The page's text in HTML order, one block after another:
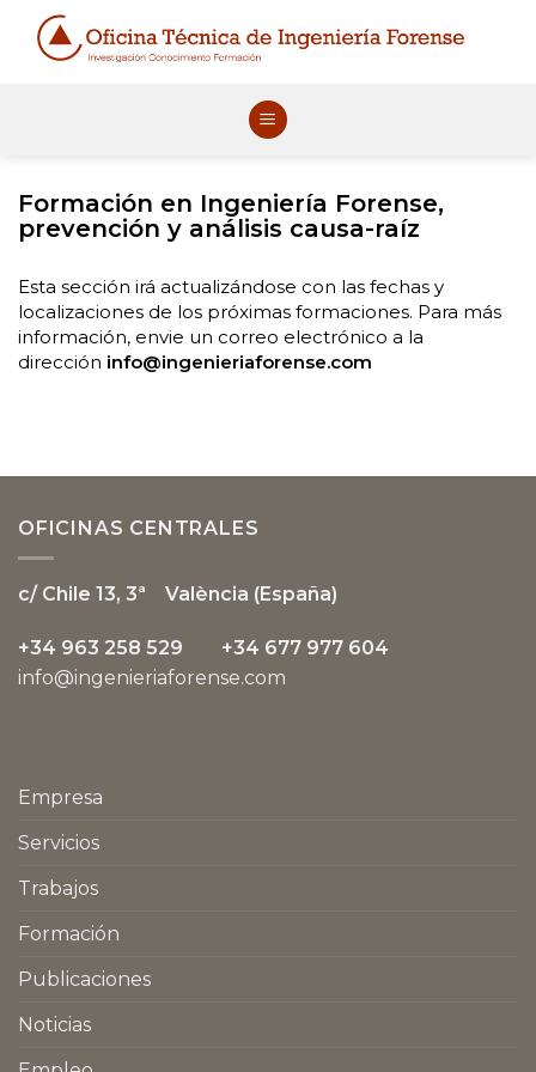
Formación en Ingeniería Forense,
prevención y análisis causa-raíz
Esta sección irá actualizándose con las fechas y
localizaciones de los próximas formaciones. Para más
información, envie un correo electrónico a la
dirección info@ingenieriaforense.com
OFICINAS CENTRALES
c/ Chile 13, 3ª València (España)
+34 963 258 529 +34 677 977 604
info@ingenieriaforense.com
Empresa
Servicios
Trabajos
Formación
Publicaciones
Noticias